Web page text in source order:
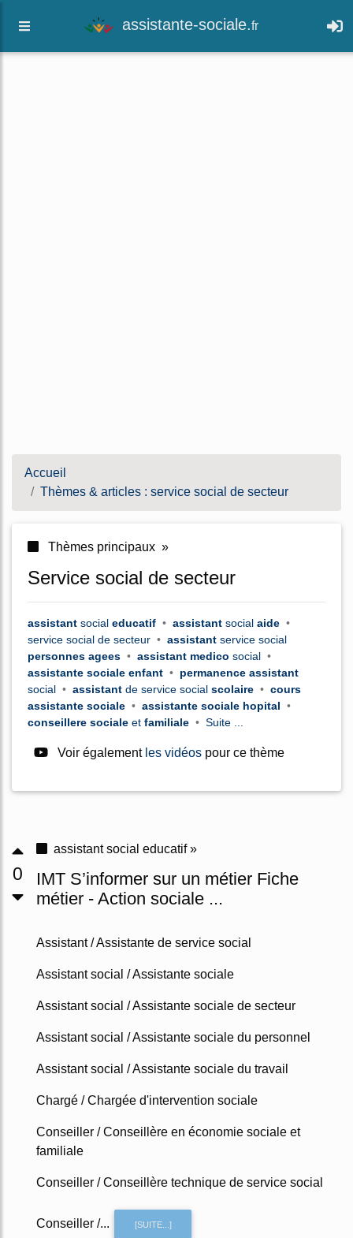
assistante-sociale.fr
Accueil
Thèmes & articles : service social de secteur
Thèmes principaux »
service social de secteur
assistant social educatif • assistant social aide •
service social de secteur • assistant service social
personnes agees • assistant medico social •
assistante sociale enfant • permanence assistant
social • assistant de service social scolaire • cours
assistante sociale • assistante sociale hopital •
conseillere sociale et familiale • Suite ...
Voir également les vidéos pour ce thème
0
assistant social educatif »
IMT S’informer sur un métier Fiche
métier - Action sociale ...
Assistant / Assistante de service social
Assistant social / Assistante sociale
Assistant social / Assistante sociale de secteur
Assistant social / Assistante sociale du personnel
Assistant social / Assistante sociale du travail
Chargé / Chargée d'intervention sociale
Conseiller / Conseillère en économie sociale et
familiale
Conseiller / Conseillère technique de service social
Conseiller /... [SUITE...]